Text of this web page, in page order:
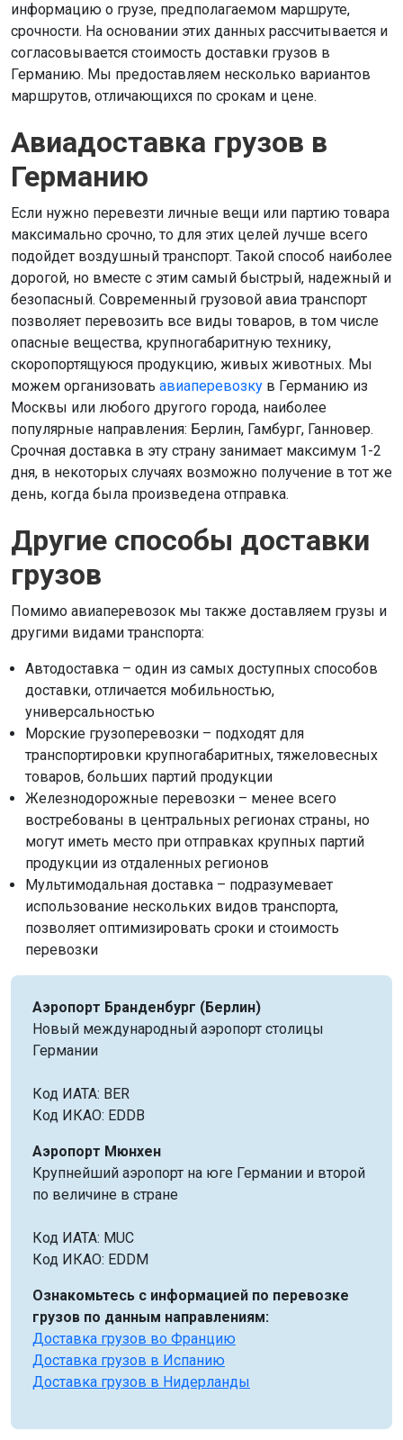
информацию о грузе, предполагаемом маршруте,
срочности. На основании этих данных рассчитывается и
согласовывается стоимость доставки грузов в
Германию. Мы предоставляем несколько вариантов
маршрутов, отличающихся по срокам и цене.
Авиадоставка грузов в
Германию
Если нужно перевезти личные вещи или партию товара
максимально срочно, то для этих целей лучше всего
подойдет воздушный транспорт. Такой способ наиболее
дорогой, но вместе с этим самый быстрый, надежный и
безопасный. Современный грузовой авиа транспорт
позволяет перевозить все виды товаров, в том числе
опасные вещества, крупногабаритную технику,
скоропортящуюся продукцию, живых животных. Мы
можем организовать авиаперевозку в Германию из
Москвы или любого другого города, наиболее
популярные направления: Берлин, Гамбург, Ганновер.
Срочная доставка в эту страну занимает максимум 1-2
дня, в некоторых случаях возможно получение в тот же
день, когда была произведена отправка.
Другие способы доставки
грузов
Помимо авиаперевозок мы также доставляем грузы и
другими видами транспорта:
Автодоставка – один из самых доступных способов
доставки, отличается мобильностью,
универсальностью
Морские грузоперевозки – подходят для
транспортировки крупногабаритных, тяжеловесных
товаров, больших партий продукции
Железнодорожные перевозки – менее всего
востребованы в центральных регионах страны, но
могут иметь место при отправках крупных партий
продукции из отдаленных регионов
Мультимодальная доставка – подразумевает
использование нескольких видов транспорта,
позволяет оптимизировать сроки и стоимость
перевозки
Аэропорт Бранденбург (Берлин)
Новый международный аэропорт столицы
Германии
Код ИАТА: BER
Код ИКАО: EDDB
Аэропорт Мюнхен
Крупнейший аэропорт на юге Германии и второй
по величине в стране
Код ИАТА: MUC
Код ИКАО: EDDM
Ознакомьтесь с информацией по перевозке
грузов по данным направлениям:
Доставка грузов во Францию
Доставка грузов в Испанию
Доставка грузов в Нидерланды